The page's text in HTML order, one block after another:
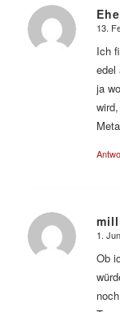
13.
Ich
edel
ja
1.
Ob